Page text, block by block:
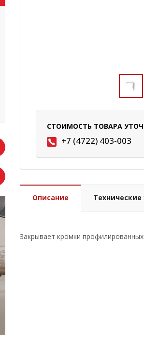
СТОИМОСТЬ ТОВАРА
+7 (4722) 403-003
Описание
Закрывает кромки